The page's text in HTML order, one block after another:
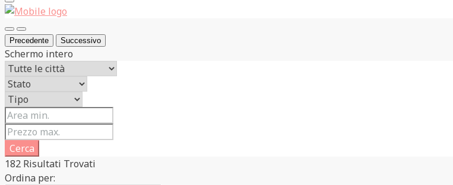
Precedente Successivo
Schermo intero
Cerca
182 Risultati Trovati
Ordina per: